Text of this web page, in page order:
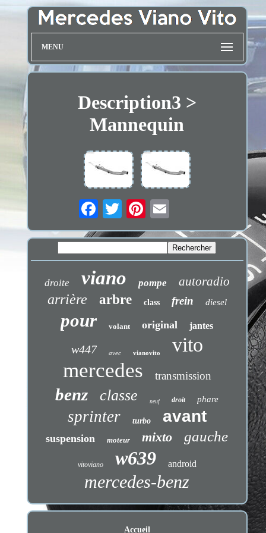
MENU
Description3 >
Mannequin
droite viano pompe autoradio
arrière arbre class frein diesel
pour volant original jantes
w447 avec vianovito vito
mercedes transmission
benz classe neuf droit phare
sprinter turbo avant
suspension moteur mixto gauche
vitoviano w639 android
mercedes-benz
Accueil